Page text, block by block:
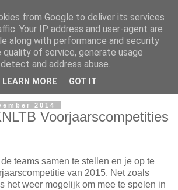
2014
Voorjaarscompetities
teams samen te stellen en je op te
van 2015. Net zoals
het weer mogelijk om mee te spelen in
from Google to deliver its services
Your IP address and user-agent are
along with performance and security
of service, generate usage
and address abuse.
LEARN MORE GOT IT